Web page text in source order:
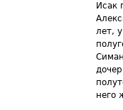
Исак
лет,
него